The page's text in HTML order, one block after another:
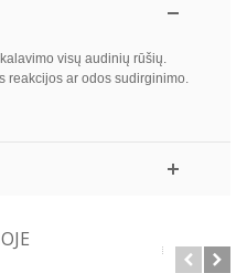
visų audinių rūšių.
reakcijos ar odos sudirginimo.